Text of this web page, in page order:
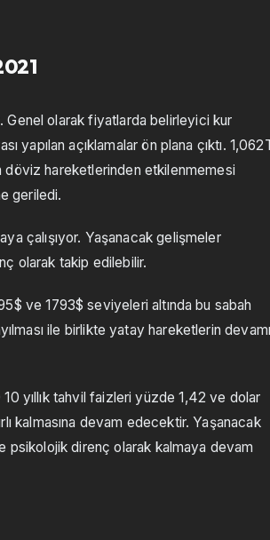
Genel olarak fiyatlarda belirleyici kur
yapılan açıklamalar ön plana çıktı.
döviz hareketlerinden etkilenmemesi
geriledi.
çalışıyor. Yaşanacak gelişmeler
olarak takip edilebilir.
ve 1793$ seviyeleri altında bu sabah
ile birlikte yatay hareketlerin devamı
10 yıllık tahvil faizleri yüzde 1,42 ve dolar
kalmasına devam edecektir. Yaşanacak
direnç olarak kalmaya devam